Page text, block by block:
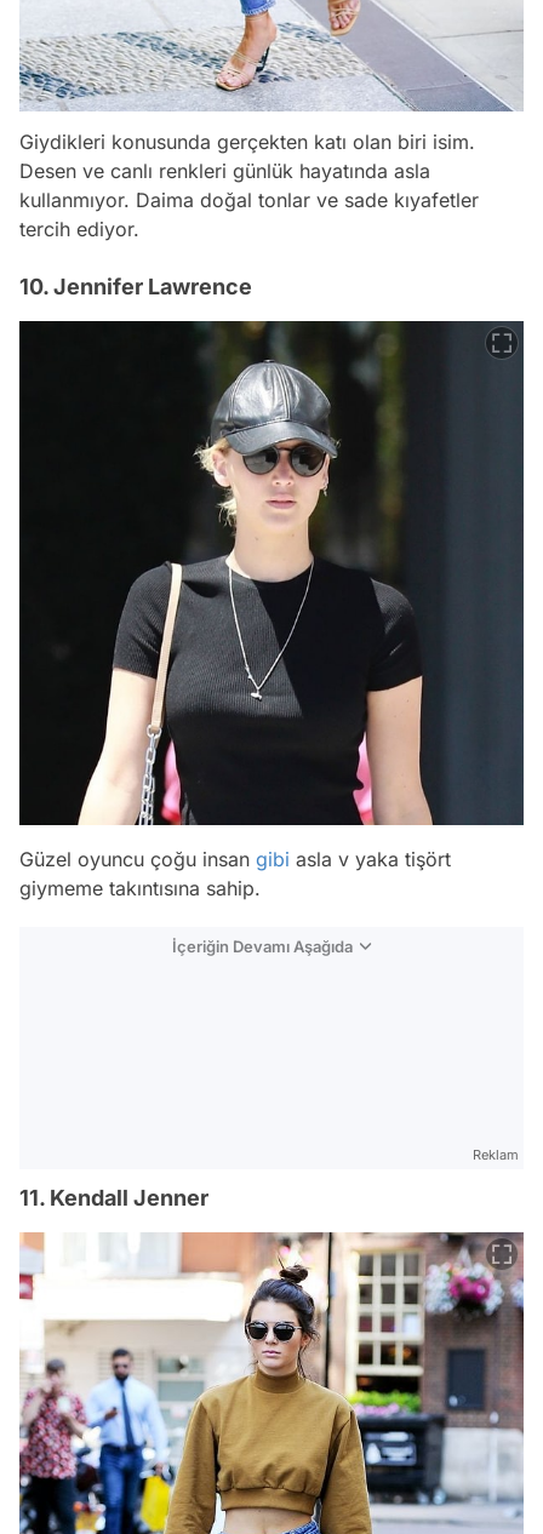
Giydikleri konusunda gerçekten katı olan biri isim.
Desen ve canlı renkleri günlük hayatında asla
kullanmıyor. Daima doğal tonlar ve sade kıyafetler
tercih ediyor.
10. Jennifer Lawrence
Güzel oyuncu çoğu insan gibi asla v yaka tişört
giymeme takıntısına sahip.
İçeriğin Devamı Aşağıda
Reklam
11. Kendall Jenner